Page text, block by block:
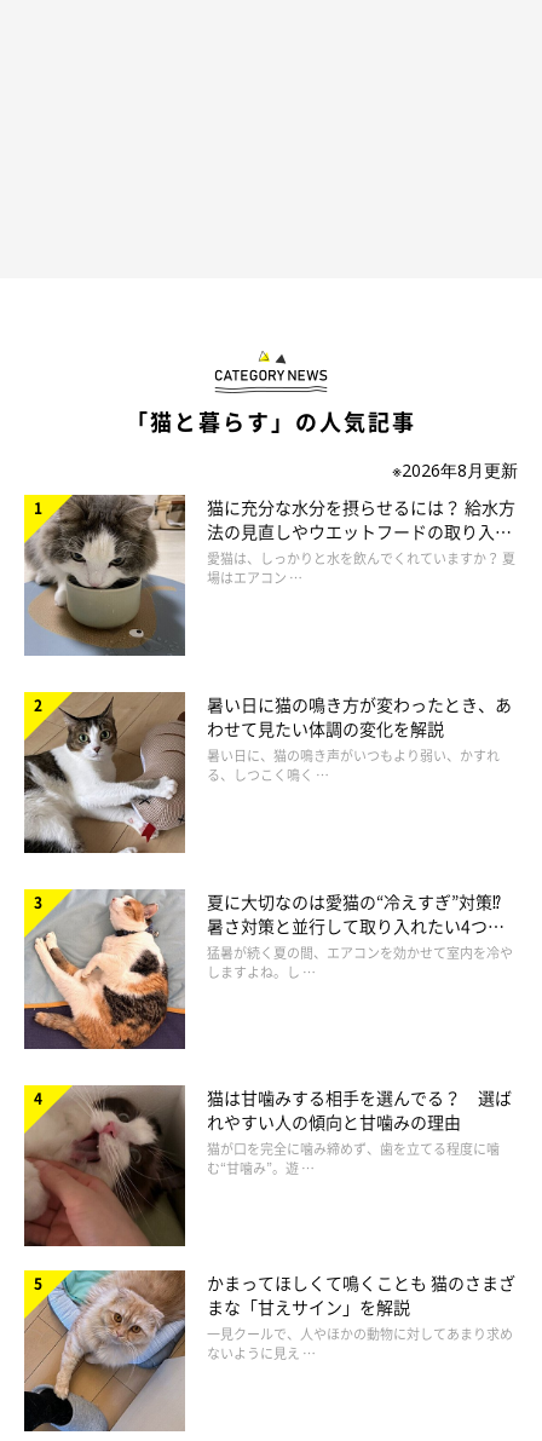
「猫と暮らす」の人気記事
※2026年8月更新
猫に充分な水分を摂らせるには？ 給水方
法の見直しやウエットフードの取り入れ
方を解説
愛猫は、しっかりと水を飲んでくれていますか？ 夏
場はエアコン …
暑い日に猫の鳴き方が変わったとき、あ
わせて見たい体調の変化を解説
暑い日に、猫の鳴き声がいつもより弱い、かすれ
る、しつこく鳴く …
夏に大切なのは愛猫の“冷えすぎ”対策⁉
暑さ対策と並行して取り入れたい4つの
工夫
猛暑が続く夏の間、エアコンを効かせて室内を冷や
しますよね。し …
猫は甘噛みする相手を選んでる？ 選ば
れやすい人の傾向と甘噛みの理由
猫が口を完全に噛み締めず、歯を立てる程度に噛
む“甘噛み”。遊 …
かまってほしくて鳴くことも 猫のさまざ
まな「甘えサイン」を解説
一見クールで、人やほかの動物に対してあまり求め
ないように見え …